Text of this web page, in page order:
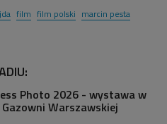
film film polski marcin pesta
Photo 2026 - wystawa w
Warszawskiej